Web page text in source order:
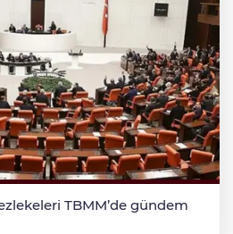
TBMM’de gündem